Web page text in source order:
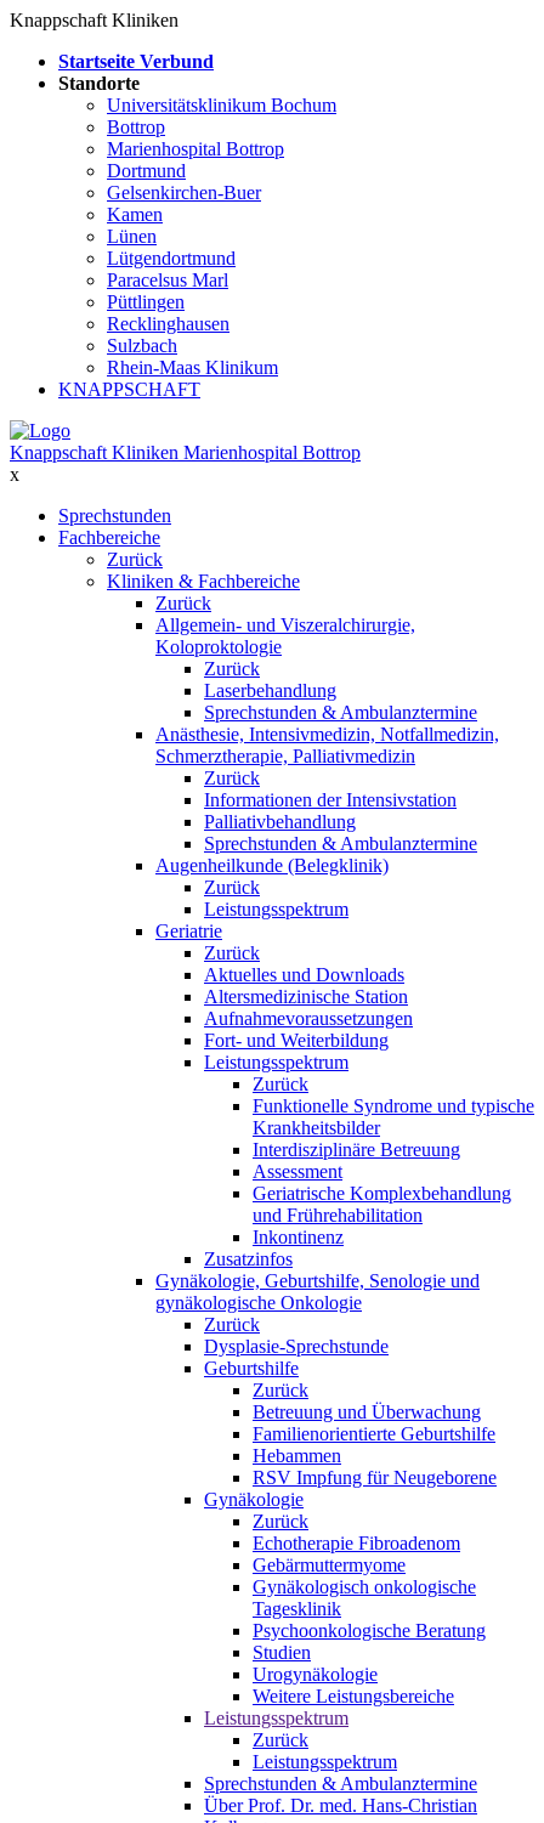
Knappschaft Kliniken
Startseite Verbund
Standorte
Universitätsklinikum Bochum
Bottrop
Marienhospital Bottrop
Dortmund
Gelsenkirchen-Buer
Kamen
Lünen
Lütgendortmund
Paracelsus Marl
Püttlingen
Recklinghausen
Sulzbach
Rhein-Maas Klinikum
KNAPPSCHAFT
Knappschaft Kliniken Marienhospital Bottrop
x
Sprechstunden
Fachbereiche
Zurück
Kliniken & Fachbereiche
Zurück
Allgemein- und Viszeralchirurgie,
Koloproktologie
Zurück
Laserbehandlung
Sprechstunden & Ambulanztermine
Anästhesie, Intensivmedizin, Notfallmedizin,
Schmerztherapie, Palliativmedizin
Zurück
Informationen der Intensivstation
Palliativbehandlung
Sprechstunden & Ambulanztermine
Augenheilkunde (Belegklinik)
Zurück
Leistungsspektrum
Geriatrie
Zurück
Aktuelles und Downloads
Altersmedizinische Station
Aufnahmevoraussetzungen
Fort- und Weiterbildung
Leistungsspektrum
Zurück
Funktionelle Syndrome und typische
Krankheitsbilder
Interdisziplinäre Betreuung
Assessment
Geriatrische Komplexbehandlung
und Frührehabilitation
Inkontinenz
Zusatzinfos
Gynäkologie, Geburtshilfe, Senologie und
gynäkologische Onkologie
Zurück
Dysplasie-Sprechstunde
Geburtshilfe
Zurück
Betreuung und Überwachung
Familienorientierte Geburtshilfe
Hebammen
RSV Impfung für Neugeborene
Gynäkologie
Zurück
Echotherapie Fibroadenom
Gebärmuttermyome
Gynäkologisch onkologische
Tagesklinik
Psychoonkologische Beratung
Studien
Urogynäkologie
Weitere Leistungsbereiche
Leistungsspektrum
Zurück
Leistungsspektrum
Sprechstunden & Ambulanztermine
Über Prof. Dr. med. Hans-Christian